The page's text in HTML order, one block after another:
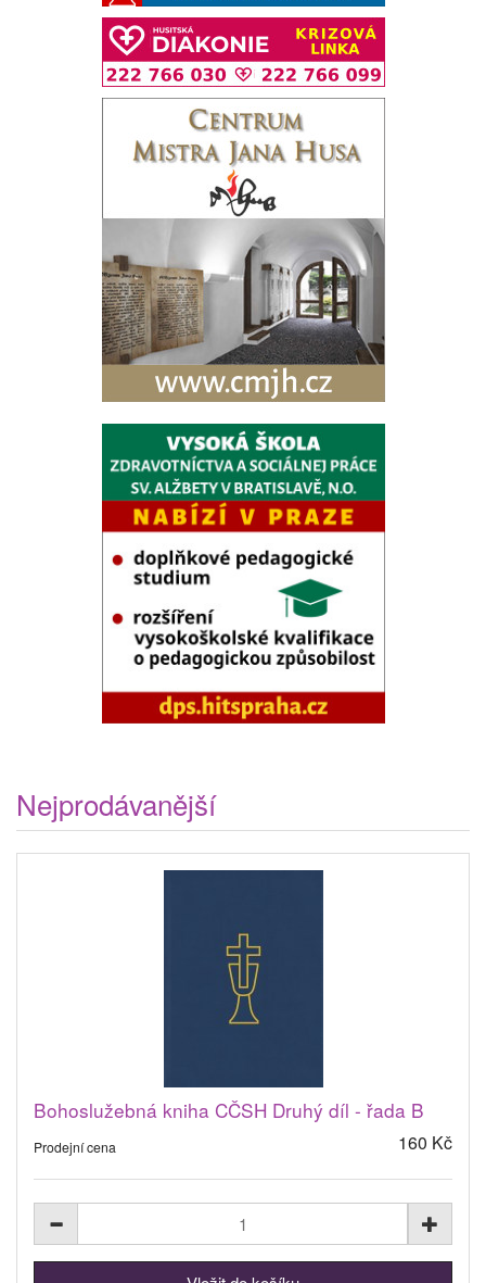
Nejprodávanější
Bohoslužebná kniha CČSH Druhý díl - řada B
Prodejní cena 160 Kč